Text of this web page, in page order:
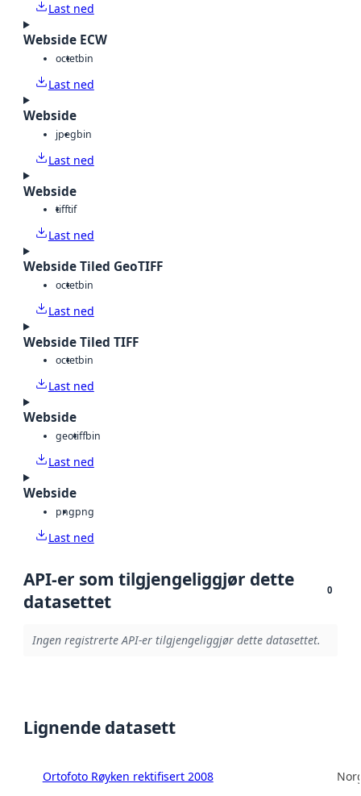
Last ned
Webside ECW
octetbin
Last ned
Webside
jpegbin
Last ned
Webside
tifftif
Last ned
Webside Tiled GeoTIFF
octetbin
Last ned
Webside Tiled TIFF
octetbin
Last ned
Webside
geotiffbin
Last ned
Webside
pngpng
Last ned
API-er som tilgjengeliggjør dette
datasettet
0
Ingen registrerte API-er tilgjengeliggjør dette datasettet.
Lignende datasett
Ortofoto Røyken rektifisert 2008